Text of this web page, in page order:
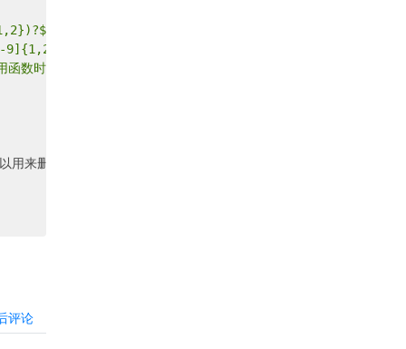
9]{1,2})?$
数时去掉去掉那个反斜杠,一般的错误都在这里
用来删除行首行尾的空白字符(包括空格、制表符、换页符等等)，非
评论